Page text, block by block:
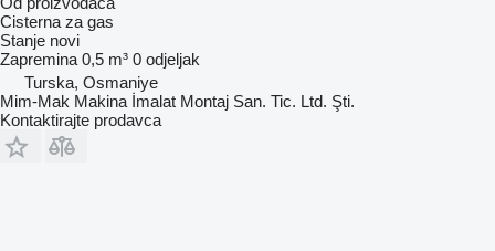
Cisterna za gas
Stanje novi
Zapremina 0,5 m³ 0 odjeljak
Turska, Osmaniye
Mim-Mak Makina İmalat Montaj San. Tic. Ltd. Şti.
Kontaktirajte prodavca